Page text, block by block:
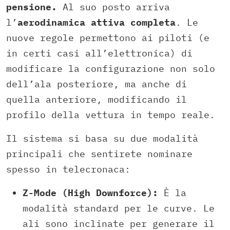
pensione.
Al suo posto arriva
l’ aerodinamica attiva completa. Le
nuove regole permettono ai piloti (e
in certi casi all’elettronica) di
modificare la configurazione non solo
dell’ala posteriore, ma anche di
quella anteriore, modificando il
profilo della vettura in tempo reale.
Il sistema si basa su due modalità
principali che sentirete nominare
spesso in telecronaca:
Z-Mode (High Downforce):
È la
modalità standard per le curve. Le
ali sono inclinate per generare il